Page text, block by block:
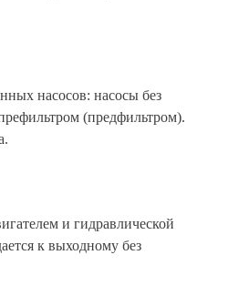
насосов: насосы без
(предфильтром).
и гидравлической
к выходному без